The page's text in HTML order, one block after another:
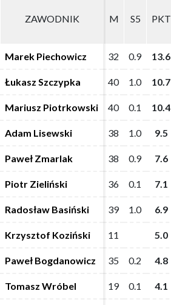
ZAWODNIK M S5 PKT
Marek Piechowicz 32 0.9 13.6
Łukasz Szczypka 40 1.0 10.7
Mariusz Piotrkowski 40 0.1 10.4
Adam Lisewski 38 1.0 9.5
Paweł Zmarlak 38 0.9 7.6
Piotr Zieliński 36 0.1 7.1
Radosław Basiński 39 1.0 6.9
Krzysztof Koziński 11 5.0
Paweł Bogdanowicz 35 0.2 4.8
Tomasz Wróbel 19 0.1 4.1
ZAWODNIK M S5 PKT
Marek Piechowicz 32 0.9 13.6
Łukasz Szczypka 40 1.0 10.7
Mariusz Piotrkowski 40 0.1 10.4
Adam Lisewski 38 1.0 9.5
Paweł Zmarlak 38 0.9 7.6
Piotr Zieliński 36 0.1 7.1
Radosław Basiński 39 1.0 6.9
Krzysztof Koziński 11 5.0
Paweł Bogdanowicz 35 0.2 4.8
Tomasz Wróbel 19 0.1 4.1